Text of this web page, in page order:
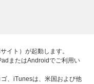
イト）が起動します。
またはAndroidでご利用い
、iTunesは、米国および他